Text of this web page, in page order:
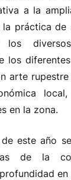
a la
práctica de
los
los
arte
en la zona.
este año
de la